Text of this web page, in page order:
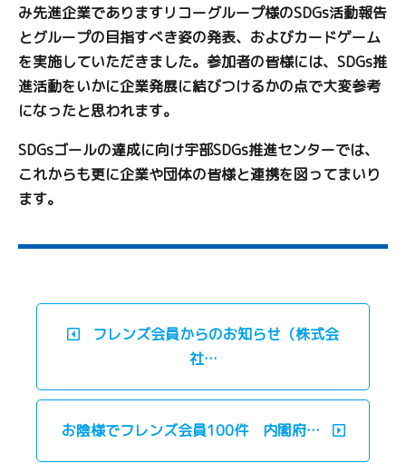
み先進企業でありますリコーグループ様のSDGs活動報告
とグループの目指すべき姿の発表、およびカードゲーム
を実施していただきました。参加者の皆様には、SDGs推
進活動をいかに企業発展に結びつけるかの点で大変参考
になったと思われます。
SDGsゴールの達成に向け宇部SDGs推進センターでは、
これからも更に企業や団体の皆様と連携を図ってまいり
ます。
フレンズ会員からのお知らせ（株式会
社…
お陰様でフレンズ会員100件 内閣府…